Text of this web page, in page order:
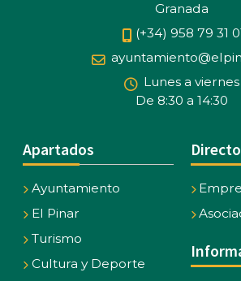
Granada
(+34) 958 79 31
Lunes a viernes
De 8:30 a 14:30
Apartados
Ayuntamiento
El Pinar
Turismo
Cultura y Deporte